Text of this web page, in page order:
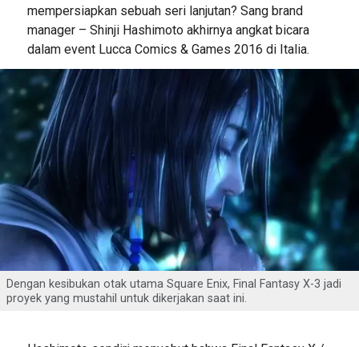
mempersiapkan sebuah seri lanjutan? Sang brand
manager – Shinji Hashimoto akhirnya angkat bicara
dalam event Lucca Comics & Games 2016 di Italia.
Dengan kesibukan otak utama Square Enix, Final Fantasy X-3 jadi
proyek yang mustahil untuk dikerjakan saat ini.